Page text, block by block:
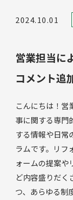
2024.10.01
営業担当に
コメント追
こんにちは！営
事に関する専門
する情報や日常
ラムです。リフ
ォームの提案や
ど内容盛りだく
つ、あらゆる制